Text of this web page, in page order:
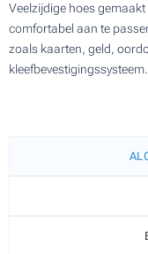
Veelzijdige hoes
comfortabel aan te
zoals kaarten, geld,
kleefbevestigingssysteem.